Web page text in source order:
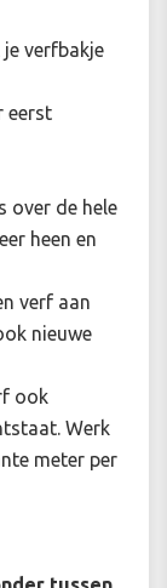
verfbakje
eerst
over de hele
heen en
verf aan
nieuwe
ook
Werk
meter per